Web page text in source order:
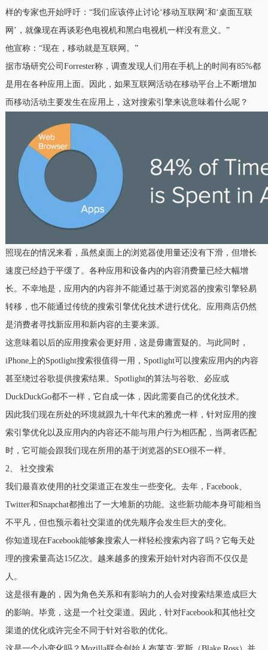
样的专家也开始呼吁：“我们应该停止讨论‘移动互联网’和‘桌面互联
网’，就像现在再谈彩色电视机和黑白电视机一样没有意义。”
他宣称：“现在，移动就是互联网。”
据市场研究公司Forrester称，调查发现人们用在手机上的时间有85%都
是用在各种应用上面。因此，如果互联网活动在移动平台上不断增加
而移动活动主要发生在应用上，这对搜索引擎来说意味着什么呢？
照现在的情况来看，虽然桌面上的浏览器使用量还没有下滑，但增长
速度已经趋于平缓了。各种应用和设备内的内容消费量已经大幅增
长。不幸地是，应用内的内容并不能通过基于浏览器的搜索引擎轻易
转移，也不能通过传统的搜索引擎优化技术进行优化。应用商店仍然
是消费者寻找新应用和新内容的主要来源。
这意味着以后的应用搜索会更好用，这是毋庸置疑的。与此同时，
iPhone上的Spotlight搜索很值得一用，Spotlight可以搜索应用内的内容
甚至绕过谷歌提供搜索结果。Spotlight的算法与谷歌、必应或
DuckDuckGo都不一样，它自成一体，因此需要自己的优化技术。
因此我们现在所处的环境就跟九十年代末的雅虎一样，针对应用的搜
索引擎优化以及应用内的内容还不能与用户行为相匹配，当两者匹配
时，它可能会跟我们现在所用的基于浏览器的SEO很不一样。
2、 社交搜索
我们最喜欢使用的社交渠道正在发生一些变化。去年，Facebook、
Twitter和Snapchat都推出了一大堆新的功能。这些新功能本身可能相当
不平凡，但也预示着社交渠道的优先顺序会发生巨大的变化。
你知道现在Facebook能够象搜索人一样轻松搜索内容了吗？它每天处
理的搜索量高达15亿次。越来越多的搜索开始针对内容而不仅仅是
人。
这是很有趣的，因为角色关系和有影响力的人会对搜索结果造成巨大
的影响。毕竟，这是一个社交渠道。因此，针对Facebook和其他社交
渠道的优化或许完全不同于针对谷歌的优化。